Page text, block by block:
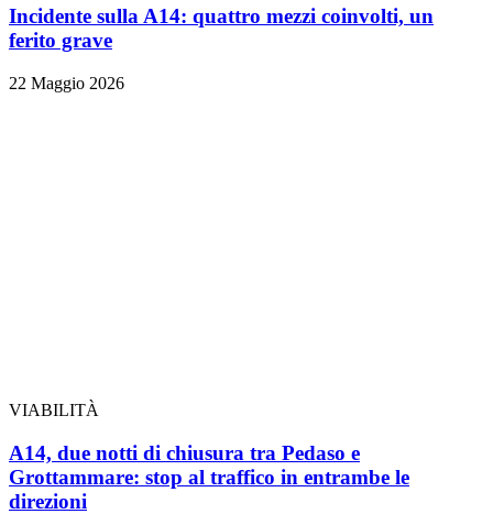
Incidente sulla A14: quattro mezzi coinvolti, un
ferito grave
22 Maggio 2026
VIABILITÀ
A14, due notti di chiusura tra Pedaso e
Grottammare: stop al traffico in entrambe le
direzioni